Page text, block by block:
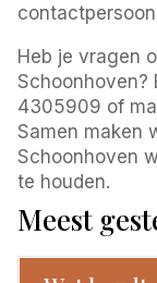
Heb je vragen
Schoonhoven?
4305909 of
Samen maken
Schoonhoven
te houden.
Meest